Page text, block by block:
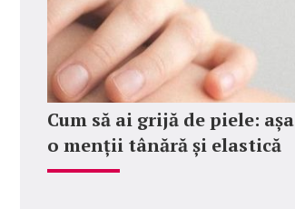
Cum să ai grijă de piele: așa
o menții tânără și elastică